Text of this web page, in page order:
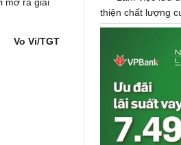
Vo Vi/TGT
thiện chất lượng